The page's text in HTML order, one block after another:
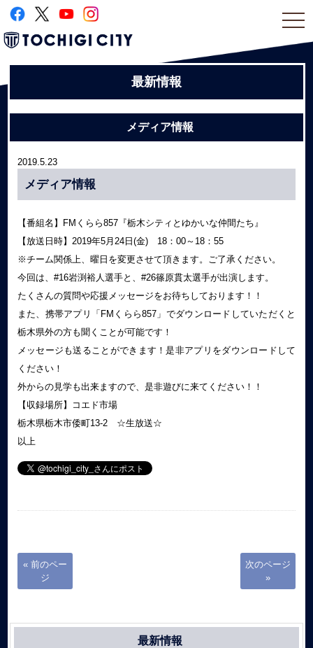
最新情報
メディア情報
2019.5.23
メディア情報
【番組名】FMくらら857『栃木シティとゆかいな仲間たち』
【放送日時】2019年5月24日(金) 18：00～18：55
※チーム関係上、曜日を変更させて頂きます。ご了承ください。
今回は、#16岩渕裕人選手と、#26篠原貫太選手が出演します。
たくさんの質問や応援メッセージをお待ちしております！！
また、携帯アプリ「FMくらら857」でダウンロードしていただくと
栃木県外の方も聞くことが可能です！
メッセージも送ることができます！是非アプリをダウンロードして
ください！
外からの見学も出来ますので、是非遊びに来てください！！
【収録場所】コエド市場
栃木県栃木市倭町13-2 ☆生放送☆
以上
« 前のペー
ジ
次のページ
»
最新情報